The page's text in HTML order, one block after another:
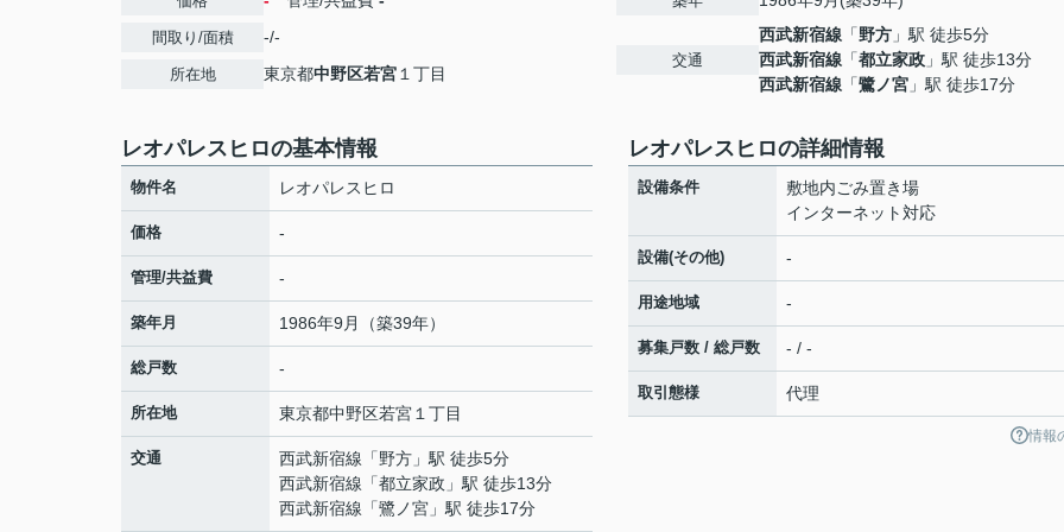
間取り/面積 -/-
所在地 東京都中野区若宮 １丁目
交通
西武新宿線 「野方 」駅 徒歩5分
西武新宿線 「都立家政 」駅 徒歩13分
西武新宿線 「鷺ノ宮 」駅 徒歩17分
レオパレスヒロの基本情報
物件名 レオパレスヒロ
価格 -
管理/共益費 -
築年月 1986年9月（築39年）
総戸数 -
所在地 東京都中野区若宮 １丁目
交通 西武新宿線 「野方 」駅 徒歩5分
西武新宿線 「都立家政 」駅 徒歩13分
西武新宿線 「鷺ノ宮 」駅 徒歩17分
レオパレスヒロの詳細情報
設備条件
敷地内ごみ置き場
インターネット対応
設備(その他) -
用途地域 -
募集戸数 / 総戸数 - / -
取引態様 代理
情報